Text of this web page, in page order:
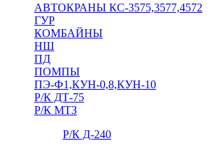
АВТОКРАНЫ КС-3575,3577,4572
ГУР
КОМБАЙНЫ
НШ
ПД
ПОМПЫ
ПЭ-Ф1,КУН-0,8,КУН-10
Р/К ДТ-75
Р/К МТЗ
Р/К Д-240